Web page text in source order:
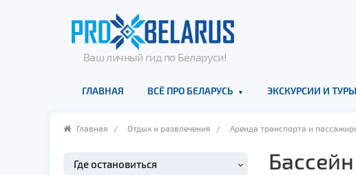
Ваш личный гид по Беларуси!
ГЛАВНАЯ ВСЁ ПРО БЕЛАРУСЬ ЭКСКУРСИИ И
Главная / Отдых и развлечения / Аренда транспорта и
Где остановиться